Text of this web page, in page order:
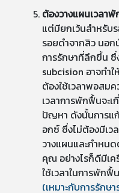
ต้องวางแผนเวลา
แต่มียกเว้นสำหรับ
รอยดำจากสิว นอ
การรักษาที่ลึกขึ้น ซึ่
subcision อาจทำ
ต้องใช้เวลาพอสมค
เวลาการพักฟื้นจะ
ปัญหา ดังนั้นการแ
อกซ์ ซึ่งไม่ต้องมีเ
วางแผนและกำหนด
คุณ อย่างไรก็ดีมีเ
ใช้เวลาในการพักฟื้
(เหมาะกับการรัก